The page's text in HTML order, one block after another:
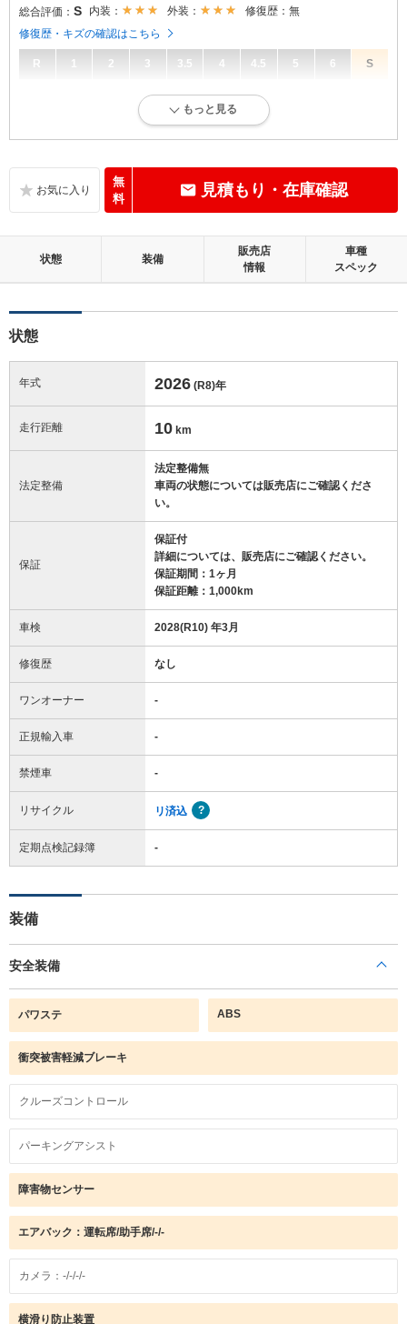
総合評価： S 内装： 外装：
修復歴：無
修復歴・キズの確認はこちら
R 1 2 3 3.5 4 4.5 5 6 S
新車登録後12ヶ月未満、走行距離1万km以下で、内外装にダメージがな
無キズ、もしくは傷みや汚れなどがほぼない、とても綺麗な状態です。
外装：
無キズ、もしくはキズやヘコミなどがほぼない、とても綺麗な状態で
修復歴：無
もっと見る
無
料
見積もり・在庫確認
状態 装備
販売店
情報
車種
スペック
状態
年式 2026 (R8)年
走行距離 10 km
法定整備
法定整備無
車両の状態については販売店にご確認くださ
い。
保証
保証付
詳細については、販売店にご確認ください。
保証期間：1ヶ月
保証距離：1,000km
車検 2028(R10) 年3月
修復歴 なし
ワンオーナー -
正規輸入車 -
禁煙車 -
リサイクル リ済込
定期点検記録簿 -
装備
安全装備
パワステ ABS
衝突被害軽減ブレーキ
クルーズコントロール
パーキングアシスト
障害物センサー
エアバック：運転席/助手席/-/-
カメラ：-/-/-/-
横滑り防止装置